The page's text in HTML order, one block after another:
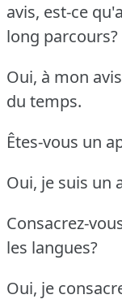
avis, est-ce
long parcours?
Oui, à mon
du temps.
Êtes-vous un
Oui, je suis un
Consacrez-
les langues?
Oui, je